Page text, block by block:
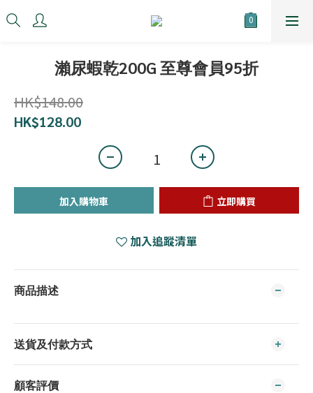
瀨尿蝦乾200G 至尊會員95折
HK$148.00
HK$128.00
加入購物車 立即購買
加入追蹤清單
商品描述
送貨及付款方式
顧客評價